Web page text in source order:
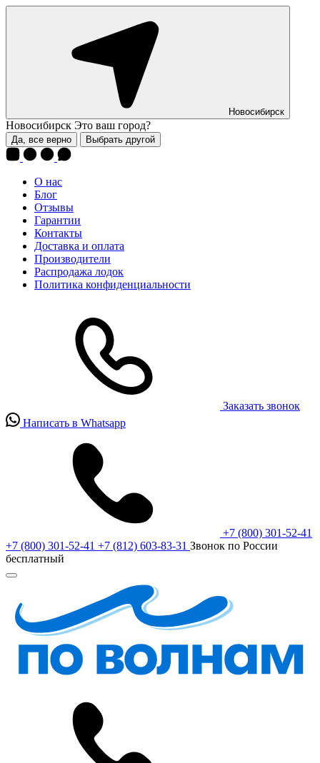
Новосибирск
Новосибирск Это ваш город?
Да, все верно Выбрать другой
О нас
Блог
Отзывы
Гарантии
Контакты
Доставка и оплата
Производители
Распродажа лодок
Политика конфиденциальности
Заказать звонок
Написать в Whatsapp
+7 (800) 301-52-41
+7 (800) 301-52-41 +7 (812) 603-83-31 Звонок по России
бесплатный